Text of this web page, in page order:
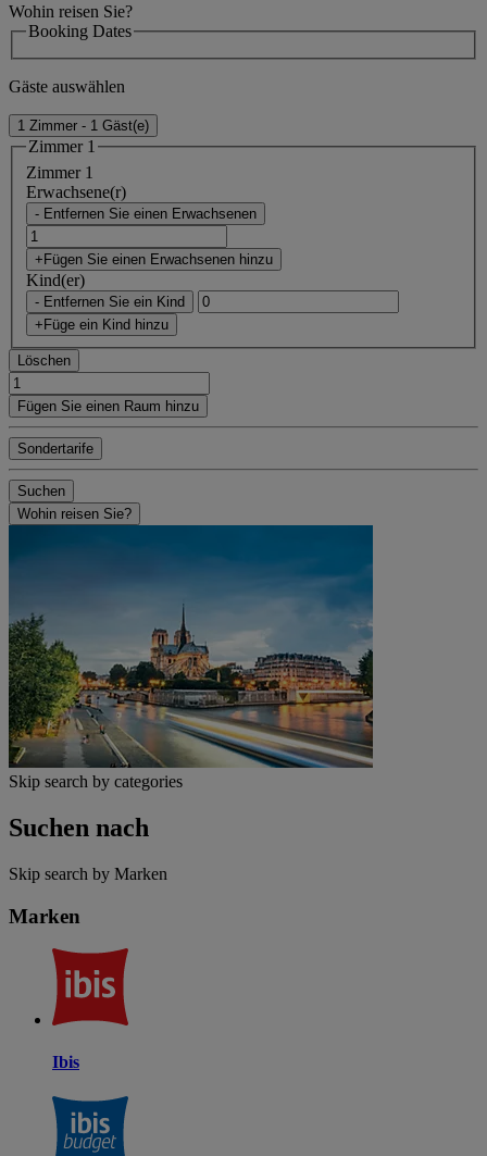
Wohin reisen Sie?
Booking Dates
Gäste auswählen
1 Zimmer - 1 Gäst(e)
Zimmer 1
Zimmer 1
Erwachsene(r)
- Entfernen Sie einen Erwachsenen
+Fügen Sie einen Erwachsenen hinzu
Kind(er)
- Entfernen Sie ein Kind
+Füge ein Kind hinzu
Löschen
Fügen Sie einen Raum hinzu
Sondertarife
Suchen
Wohin reisen Sie?
Skip search by categories
Suchen nach
Skip search by Marken
Marken
Ibis